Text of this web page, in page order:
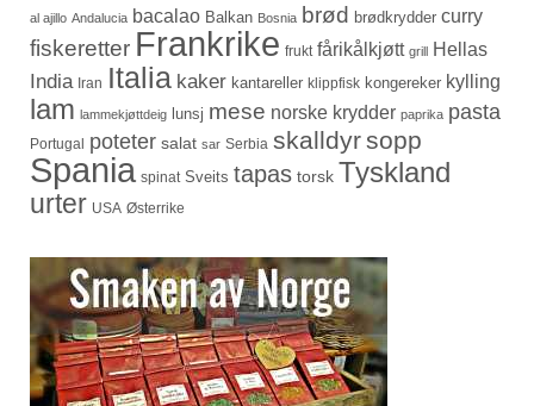
al ajillo Andalucia bacalao Balkan Bosnia brød brødkrydder curry
fiskeretter Frankrike frukt fårikålkjøtt grill Hellas
India Iran Italia kaker kantareller klippfisk kongereker kylling
lam lammekjøttdeig lunsj mese norske krydder paprika pasta
Portugal poteter salat sar Serbia skalldyrsopp
Spania spinat Sveits tapas torsk Tyskland
urter USA Østerrike